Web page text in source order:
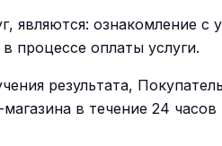
являются: ознакомление с
процессе оплаты услуги.
результата,
в течение 24 часов